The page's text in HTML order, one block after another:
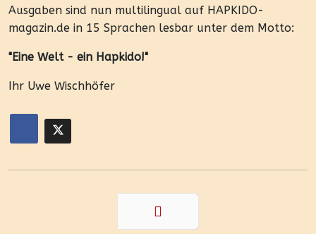
Ausgaben sind nun multilingual auf HAPKIDO-
magazin.de in 15 Sprachen lesbar unter dem Motto:
"Eine Welt - ein Hapkido!"
Ihr Uwe Wischhöfer